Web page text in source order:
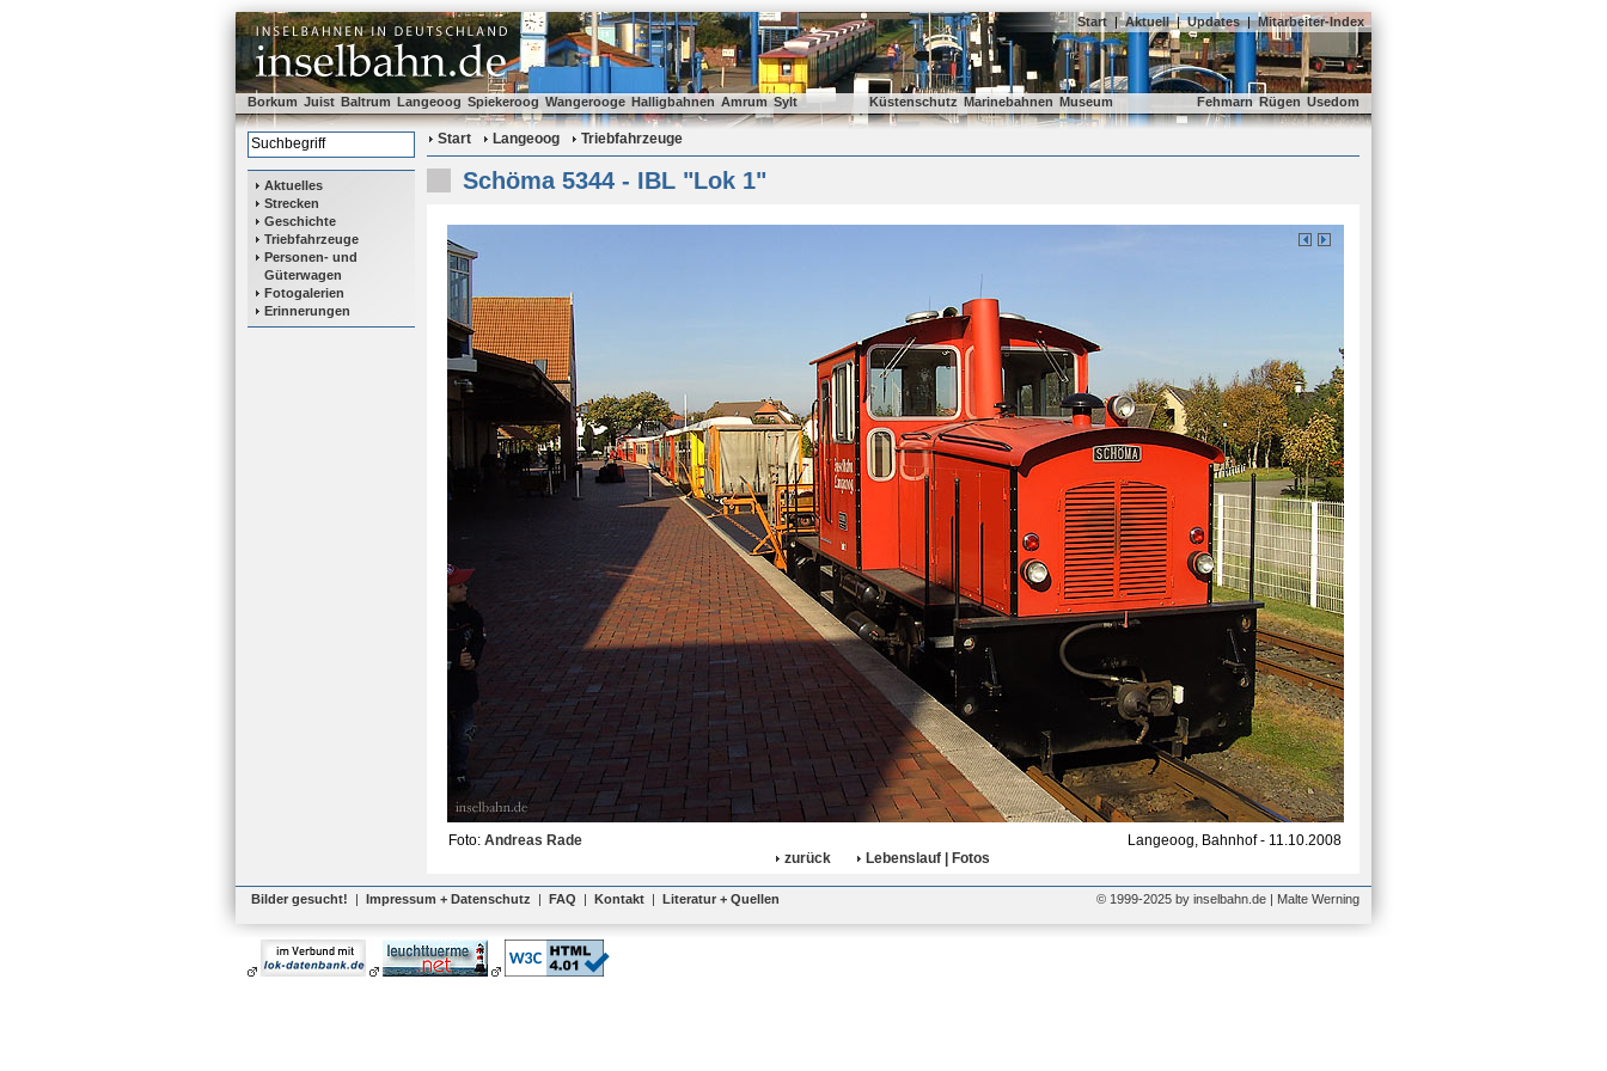
Start | Aktuell | Updates | Mitarbeiter-Index
Borkum Juist Baltrum Langeoog Spiekeroog Wangerooge Halligbahnen Amrum Sylt Küstenschutz Marinebahnen Museum Fehmarn Rügen Usedom
Aktuelles
Strecken
Geschichte
Triebfahrzeuge
Personen- und
Güterwagen
Fotogalerien
Erinnerungen
Start Langeoog Triebfahrzeuge
Schöma 5344 - IBL "Lok 1"
Foto: Andreas Rade
Langeoog, Bahnhof - 11.10.2008
zurück
Lebenslauf | Fotos
Bilder gesucht! | Impressum + Datenschutz | FAQ | Kontakt | Literatur + Quellen © 1999-2025 by inselbahn.de | Malte Werning